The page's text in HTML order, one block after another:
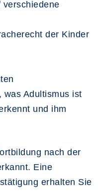
verschiedene
der Kinder
was Adultismus ist
und ihm
nach der
Eine
erhalten Sie